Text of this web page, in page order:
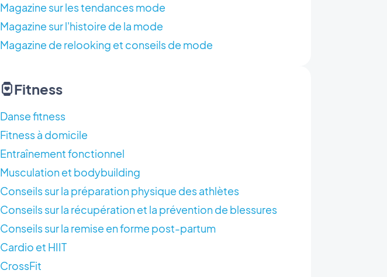
Magazine sur les tendances mode
Magazine sur l'histoire de la mode
Magazine de relooking et conseils de mode
Fitness
Danse fitness
Fitness à domicile
Entraînement fonctionnel
Musculation et bodybuilding
Conseils sur la préparation physique des athlètes
Conseils sur la récupération et la prévention de blessures
Conseils sur la remise en forme post-partum
Cardio et HIIT
CrossFit